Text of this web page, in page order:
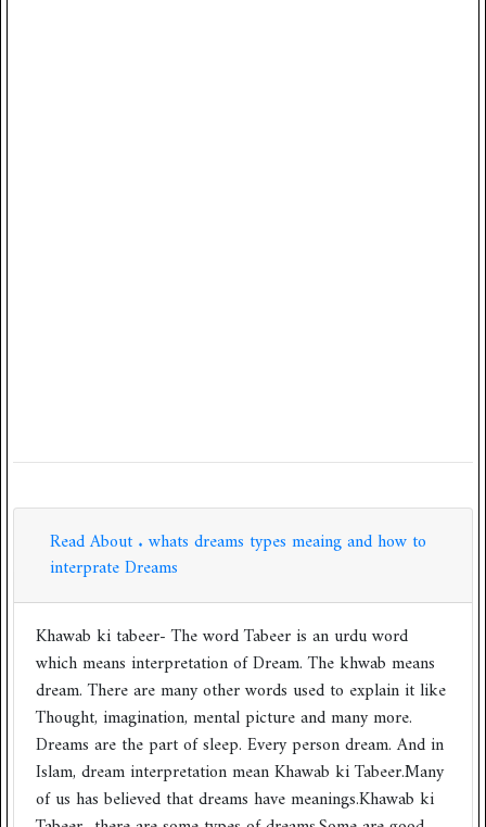
Read About . whats dreams types meaing and how to
interprate Dreams
Khawab ki tabeer- The word Tabeer is an urdu word
which means interpretation of Dream. The khwab means
dream. There are many other words used to explain it like
Thought, imagination, mental picture and many more.
Dreams are the part of sleep. Every person dream. And in
Islam, dream interpretation mean Khawab ki Tabeer.Many
of us has believed that dreams have meanings.Khawab ki